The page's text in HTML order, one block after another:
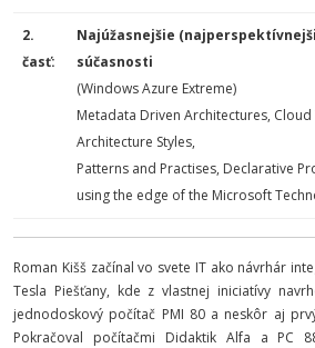
2.
časť:
Najúžasnejšie
súčasnosti
(Windows Azure Extreme)
Metadata Driven Architectures,
Architecture Styles,
Patterns and Practises, Declarative
using the edge of the Microsoft
Roman Kišš začínal vo svete IT ako návrhár
Tesla Piešťany, kde z vlastnej iniciatívy
jednodoskový počítač PMI 80 a neskôr aj
Pokračoval počítačmi Didaktik Alfa a PC